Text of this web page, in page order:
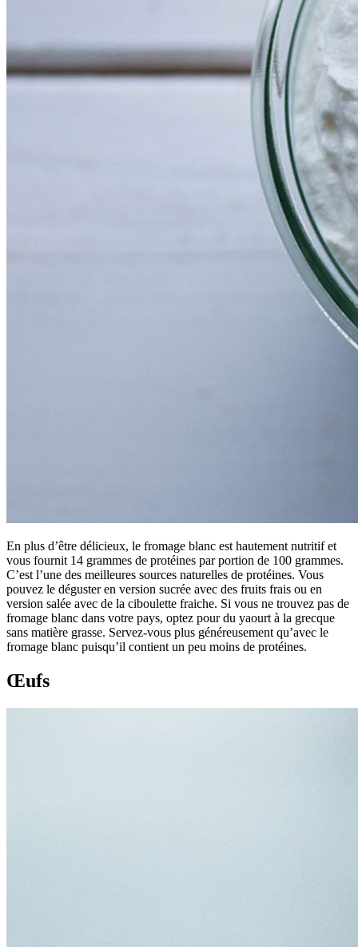
En plus d’être délicieux, le fromage blanc est hautement nutritif et
vous fournit 14 grammes de protéines par portion de 100 grammes.
C’est l’une des meilleures sources naturelles de protéines. Vous
pouvez le déguster en version sucrée avec des fruits frais ou en
version salée avec de la ciboulette fraiche. Si vous ne trouvez pas de
fromage blanc dans votre pays, optez pour du yaourt à la grecque
sans matière grasse. Servez-vous plus généreusement qu’avec le
fromage blanc puisqu’il contient un peu moins de protéines.
Œufs